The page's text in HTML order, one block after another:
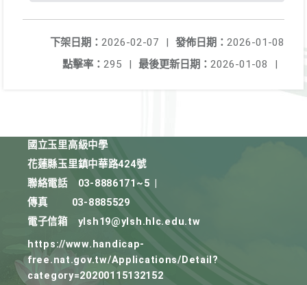
發佈日期： 2026-01-08
下架日期： 2026-02-07
|
最後更新日期： 2026-01-08 |
點擊率： 295 |
國立玉里高級中學
花蓮縣玉里鎮中華路424號
聯絡電話
03-8886171~5
傳真
03-8885529
電子信箱
ylsh19@ylsh.hlc.edu.tw
https://www.handicap-
free.nat.gov.tw/Applications/Detail?
category=20200115132152